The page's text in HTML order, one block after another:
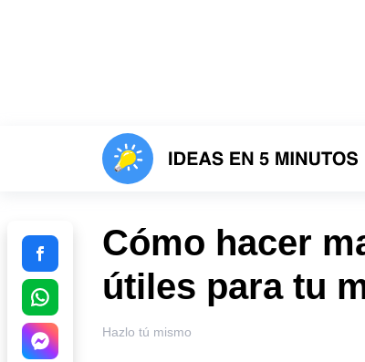
Cómo hacer
útiles para tu
Hazlo tú mismo